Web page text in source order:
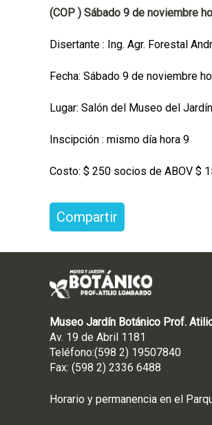
(COP ) Sábado 9 de noviembre
Disertante : Ing. Agr. Forestal
Fecha: Sábado 9 de noviembre
Lugar: Salón del Museo del
Inscipción : mismo día hora 9
Costo: $ 250 socios de ABOV $
Compartir
Museo Jardín Botánico Prof.
Av. 19 de Abril 1181
Teléfono:(598 2) 19507840
Fax: (598 2) 2336 6488
Horario y permanencia en el